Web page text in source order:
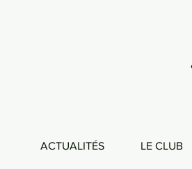
ACTUALITÉS LE CLUB